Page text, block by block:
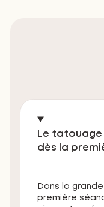
Le
dès la
Dans la
première